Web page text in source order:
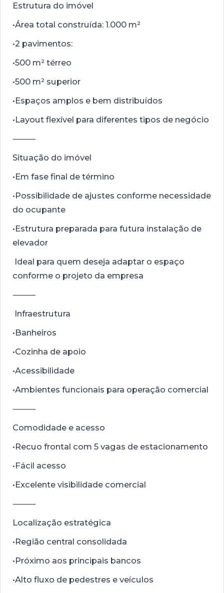
Estrutura do imóvel
•Área total construída: 1.000 m²
•2 pavimentos:
•500 m² térreo
•500 m² superior
•Espaços amplos e bem distribuídos
•Layout flexível para diferentes tipos de negócio
⸻
Situação do imóvel
•Em fase final de término
•Possibilidade de ajustes conforme necessidade
do ocupante
•Estrutura preparada para futura instalação de
elevador
Ideal para quem deseja adaptar o espaço
conforme o projeto da empresa
⸻
Infraestrutura
•Banheiros
•Cozinha de apoio
•Acessibilidade
•Ambientes funcionais para operação comercial
⸻
Comodidade e acesso
•Recuo frontal com 5 vagas de estacionamento
•Fácil acesso
•Excelente visibilidade comercial
⸻
Localização estratégica
•Região central consolidada
•Próximo aos principais bancos
•Alto fluxo de pedestres e veículos